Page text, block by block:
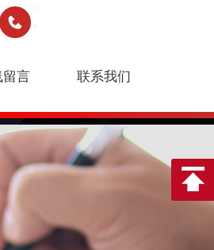
留言 联系我们